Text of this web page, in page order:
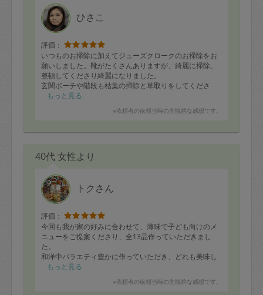
ひさこ
評価：
いつものお掃除に加えてジューズクロークのお掃除をお
願いしました。靴がたくさんありますが、綺麗に掃除、
整頓してくださり綺麗になりました。
玄関ポーチや階段も枯葉の掃除と草取りをしてくださ
り、凄く綺麗になっていてありがたいです。
もっと見る
※依頼者の依頼当時の主観的な感想です。
40代 女性より
トクさん
評価：
今回も我が家の好みに合わせて、薄味で子ども向けのメ
ニューをご提案くださり、全13品作っていただきまし
た。
和洋中バラエティ豊かに作っていただき、どれも美味し
く、子どもは特に豚バラの他人丼、生揚げと根菜の煮
もっと見る
※依頼者の依頼当時の主観的な感想です。